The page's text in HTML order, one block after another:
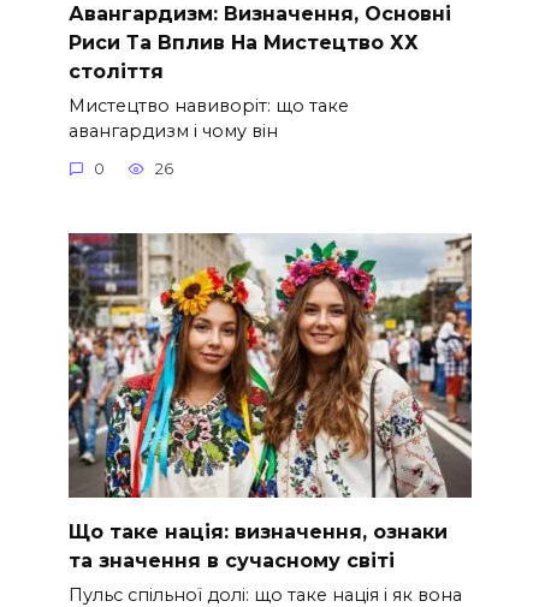
Авангардизм: Визначення, Основні
Риси Та Вплив На Мистецтво ХХ
століття
Мистецтво навиворіт: що таке
авангардизм і чому він
0 26
Що таке нація: визначення, ознаки
та значення в сучасному світі
Пульс спільної долі: що таке нація і як вона